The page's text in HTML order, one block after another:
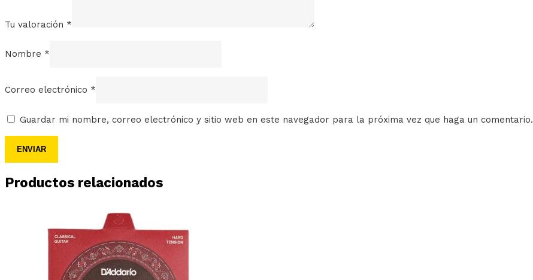
Tu valoración *
Nombre *
Correo electrónico *
Guardar mi nombre, correo electrónico y sitio web en este navegador para la próxima vez que haga un comentario.
Productos relacionados